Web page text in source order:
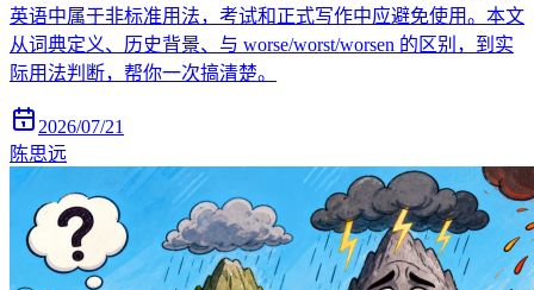
英语中属于非标准用法，考试和正式写作中应避免使用。本文
从词典定义、历史背景、与 worse/worst/worsen 的区别，到实
际用法判断，帮你一次搞清楚。
2026/07/21
陈思远